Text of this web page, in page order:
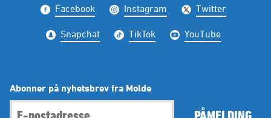
Facebook Instagram Twitter
Snapchat TikTok YouTube
Abonner på nyhetsbrev fra Molde